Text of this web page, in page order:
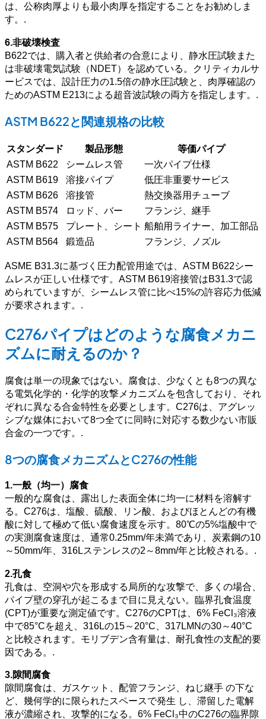
は、公称肉厚よりも最小肉厚を指定することをお勧めしま
す。.
6.非破壊検査
B622では、購入者と供給者の合意により、静水圧試験また
は非破壊電気試験（NDET）を認めている。クリティカルサ
ービスでは、設計圧力の1.5倍の静水圧試験と、肉厚確認の
ためのASTM E213による超音波試験の両方を指定します。.
ASTM B622と関連規格の比較
スタンダード 製品形態
等価パイプ
ASTM B622
シームレス管
一次パイプ仕様
ASTM B619
溶接パイプ
低圧非重要サービス
ASTM B626
溶接管
熱交換器用チューブ
ASTM B574
ロッド、バー
フランジ、継手
ASTM B575
プレート、シート 船舶用ライナー、加工部品
ASTM B564
鍛造品 フランジ、ノズル
ASME B31.3に基づく圧力配管用途では、ASTM B622シー
ムレスが正しい仕様です。ASTM B619溶接管はB31.3で認
められていますが、シームレス管に比べ15%の許容応力低減
が要求されます。.
C276パイプはどのような腐食メカニ
ズムに耐えるのか？
腐食は単一の現象ではない。腐食は、少なくとも8つの異な
る電気化学的・化学的攻撃メカニズムを包含しており、それ
ぞれに異なる合金特性を必要とします。C276は、アグレッ
シブな媒体において8つ全てに同時に対応する数少ない市販
合金の一つです。.
8つの腐食メカニズムとC276の性能
1.一般（均一）腐食
一般的な腐食は、露出した表面全体に均一に材料を溶解す
る。C276は、塩酸、硫酸、リン酸、およびほとんどの有機
酸に対して極めて低い腐食速度を示す。80℃の5%塩酸中で
の実測腐食速度は、通常0.25mm/年未満であり、炭素鋼の10
～50mm/年、316Lステンレスの2～8mm/年と比較される。.
2.孔食
孔食は、空洞や穴を形成する局所的な攻撃で、多くの場合、
パイプ壁の穿孔が起こるまで目に見えない。臨界孔食温度
(CPT)が重要な測定値です。C276のCPTは、6% FeCl₃溶液
中で85°Cを超え、316Lの15～20°C、317LMNの30～40°C
と比較されます。モリブデン含有量は、耐孔食性の支配的要
因である。.
3.隙間腐食
隙間腐食は、ガスケット、配管フランジ、ねじ継手 の下な
ど、幾何学的に限られたスペースで発生 し、滞留した電解
液が濃縮され、攻撃的になる。6% FeCl₃中のC276の臨界隙